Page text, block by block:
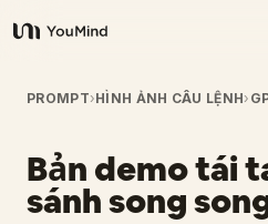
YouMind
Tổng quan
Các trường hợp sử dụng
PROMPT›HÌNH ẢNH CÂU LỆNH›
Bản demo tái
sánh song